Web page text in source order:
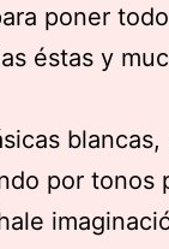
poner
éstas y
blancas,
por tonos